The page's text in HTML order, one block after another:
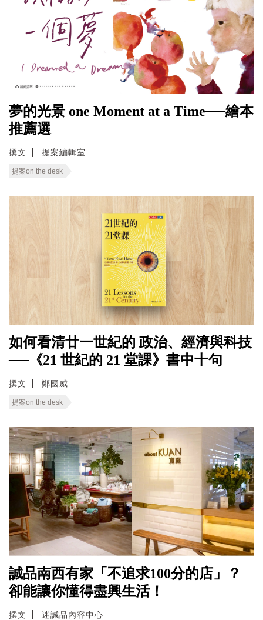
夢的光景 one Moment at a Time──繪本
推薦選
撰文 提案編輯室
提案on the desk
如何看清廿一世紀的 政治、經濟與科技
──《21 世紀的 21 堂課》書中十句
撰文 鄭國威
提案on the desk
誠品南西有家「不追求100分的店」？
卻能讓你懂得盡興生活！
撰文 迷誠品內容中心